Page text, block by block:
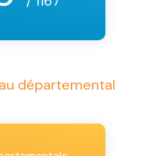
départemental